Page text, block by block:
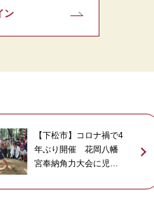
ン
【下松市】コロナ禍で4
年ぶり開催 花岡八幡
宮奉納角力大会に児童